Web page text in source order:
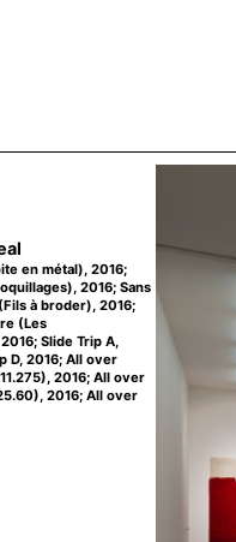
en métal), 2016;
2016; Sans
à broder), 2016;
(Les
Slide Trip A,
D, 2016; All over
2016; All over
2016; All over